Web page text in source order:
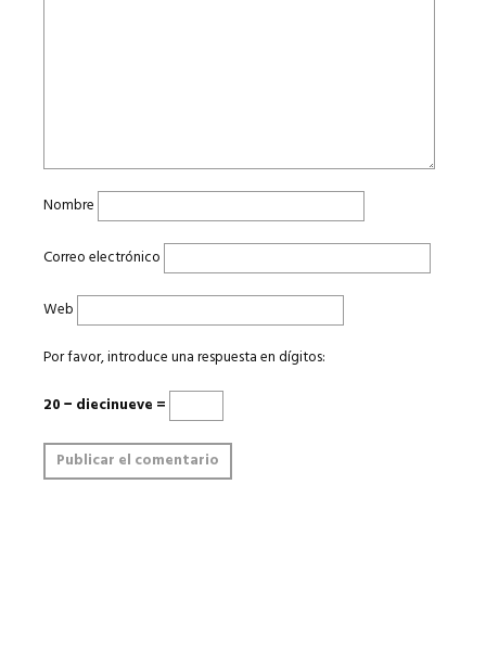
Nombre
Correo electrónico
Web
Por favor, introduce una respuesta en dígitos:
20 − diecinueve =